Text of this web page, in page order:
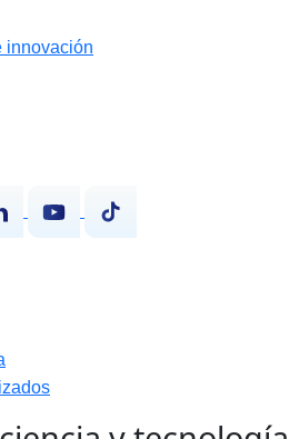
innovación